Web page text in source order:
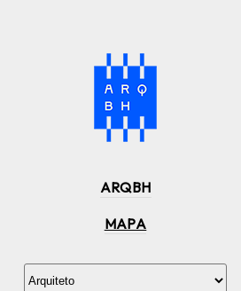
ARQBH
MAPA